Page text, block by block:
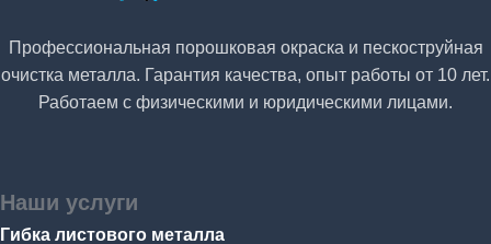
Профессиональная порошковая окраска и пескоструйная
очистка металла. Гарантия качества, опыт работы от 10 лет.
Работаем с физическими и юридическими лицами.
Наши услуги
Гибка листового металла